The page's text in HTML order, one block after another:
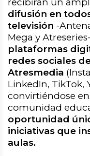
difusión en
televisión -
Mega y Atreseries-
plataformas
redes sociales
Atresmedia
LinkedIn, TikTok,
convirtiéndose
comunidad
oportunidad
iniciativas que
aulas.